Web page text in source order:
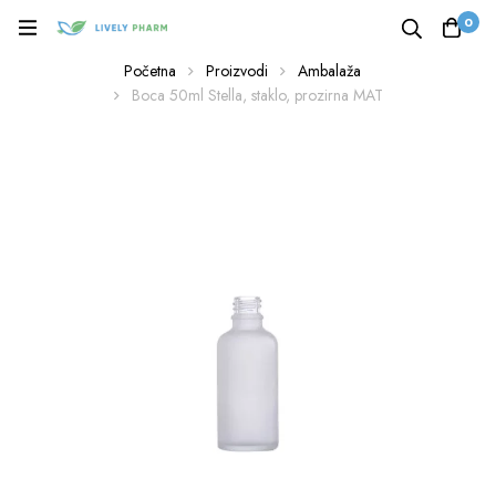
0
Početna Proizvodi
Ambalaža
Boca 50ml Stella, staklo, prozirna MAT